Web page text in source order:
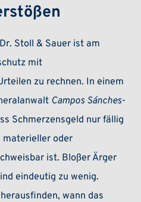
Stoll & Sauer ist am
mit
zu rechnen. In einem
Campos Sánches-
Schmerzensgeld nur fällig
materieller oder
ist. Bloßer Ärger
eindeutig zu wenig.
wann das